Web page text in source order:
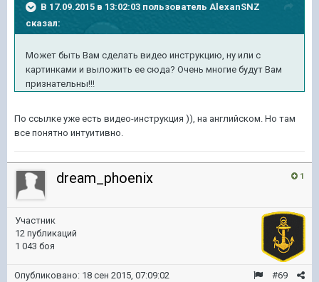
В 17.09.2015 в 13:02:03 пользователь AlexanSNZ
сказал:
Может быть Вам сделать видео инструкцию, ну или с
картинками и выложить ее сюда? Очень многие будут Вам
признательны!!!
По ссылке уже есть видео-инструкция )), на английском. Но там
все понятно интуитивно.
1
dream_phoenix
Участник
12 публикаций
1 043 боя
#69
Опубликовано: 18 сен 2015, 07:09:02